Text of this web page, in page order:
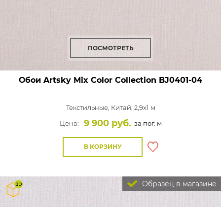
ПОСМОТРЕТЬ
Обои Artsky Mix Color Collection BJ0401-04
Текстильные, Китай, 2,9x1 м
Цена:
9 900 руб. за пог. м
В КОРЗИНУ
Образец в магазине